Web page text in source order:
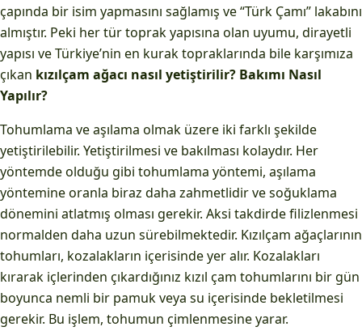
çapında bir isim yapmasını sağlamış ve “Türk Çamı” lakabını
almıştır. Peki her tür toprak yapısına olan uyumu, dirayetli
yapısı ve Türkiye’nin en kurak topraklarında bile karşımıza
çıkan kızılçam ağacı nasıl yetiştirilir? Bakımı Nasıl
Yapılır?
Tohumlama ve aşılama olmak üzere iki farklı şekilde
yetiştirilebilir. Yetiştirilmesi ve bakılması kolaydır. Her
yöntemde olduğu gibi tohumlama yöntemi, aşılama
yöntemine oranla biraz daha zahmetlidir ve soğuklama
dönemini atlatmış olması gerekir. Aksi takdirde filizlenmesi
normalden daha uzun sürebilmektedir. Kızılçam ağaçlarının
tohumları, kozalakların içerisinde yer alır. Kozalakları
kırarak içlerinden çıkardığınız kızıl çam tohumlarını bir gün
boyunca nemli bir pamuk veya su içerisinde bekletilmesi
gerekir. Bu işlem, tohumun çimlenmesine yarar.